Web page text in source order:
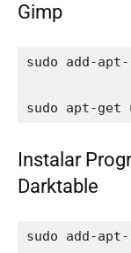
Gimp
sudo add-
sudo apt-get
Instalar
Darktable
sudo add-